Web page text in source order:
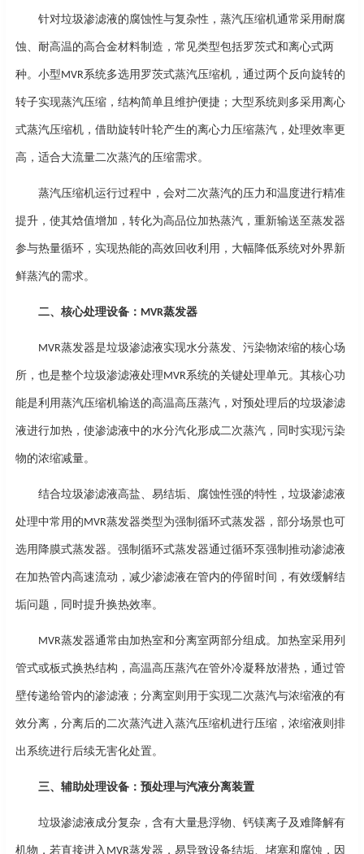
针对垃圾渗滤液的腐蚀性与复杂性，蒸汽压缩机通常采用耐腐
蚀、耐高温的高合金材料制造，常见类型包括罗茨式和离心式两
种。小型 MVR系统多选用罗茨式蒸汽压缩机，通过两个反向旋转的
转子实现蒸汽压缩，结构简单且维护便捷；大型系统则多采用离心
式蒸汽压缩机，借助旋转叶轮产生的离心力压缩蒸汽，处理效率更
高，适合大流量二次蒸汽的压缩需求。
蒸汽压缩机运行过程中，会对二次蒸汽的压力和温度进行精准
提升，使其焓值增加，转化为高品位加热蒸汽，重新输送至蒸发器
参与热量循环，实现热能的高效回收利用，大幅降低系统对外界新
鲜蒸汽的需求。
二、核心处理设备： MVR蒸发器
MVR蒸发器是垃圾渗滤液实现水分蒸发、污染物浓缩的核心场
所，也是整个垃圾渗滤液处理 MVR系统的关键处理单元。其核心功
能是利用蒸汽压缩机输送的高温高压蒸汽，对预处理后的垃圾渗滤
液进行加热，使渗滤液中的水分汽化形成二次蒸汽，同时实现污染
物的浓缩减量。
结合垃圾渗滤液高盐、易结垢、腐蚀性强的特性，垃圾渗滤液
处理中常用的 MVR蒸发器类型为强制循环式蒸发器，部分场景也可
选用降膜式蒸发器。强制循环式蒸发器通过循环泵强制推动渗滤液
在加热管内高速流动，减少渗滤液在管内的停留时间，有效缓解结
垢问题，同时提升换热效率。
MVR蒸发器通常由加热室和分离室两部分组成。加热室采用列
管式或板式换热结构，高温高压蒸汽在管外冷凝释放潜热，通过管
壁传递给管内的渗滤液；分离室则用于实现二次蒸汽与浓缩液的有
效分离，分离后的二次蒸汽进入蒸汽压缩机进行压缩，浓缩液则排
出系统进行后续无害化处置。
三、辅助处理设备：预处理与汽液分离装置
垃圾渗滤液成分复杂，含有大量悬浮物、钙镁离子及难降解有
机物，若直接进入 MVR蒸发器，易导致设备结垢、堵塞和腐蚀，因